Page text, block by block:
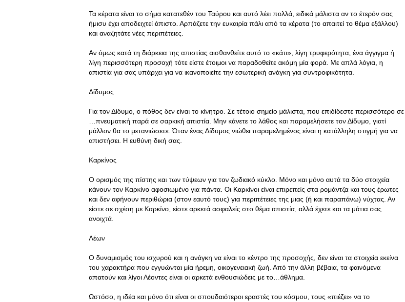
Τα κέρατα είναι το σήμα κατατεθέν του Ταύρου και αυτό λέει πολλά, ειδικά μάλιστα αν το έτερόν σας
ήμισυ έχει αποδειχτεί άπιστο. Αρπάζετε την ευκαιρία πάλι από τα κέρατα (το απαιτεί το θέμα εξάλλου)
και αναζητάτε νέες περιπέτειες.
Αν όμως κατά τη διάρκεια της απιστίας αισθανθείτε αυτό το «κάτι», λίγη τρυφερότητα, ένα άγγιγμα ή
λίγη περισσότερη προσοχή τότε είστε έτοιμοι να παραδοθείτε ακόμη μία φορά. Με απλά λόγια, η
απιστία για σας υπάρχει για να ικανοποιείτε την εσωτερική ανάγκη για συντροφικότητα.
Δίδυμος
Για τον Δίδυμο, ο πόθος δεν είναι το κίνητρο. Σε τέτοιο σημείο μάλιστα, που επιδίδεστε περισσότερο σε
…πνευματική παρά σε σαρκική απιστία. Μην κάνετε το λάθος και παραμελήσετε τον Δίδυμο, γιατί
μάλλον θα το μετανιώσετε. Όταν ένας Δίδυμος νιώθει παραμελημένος είναι η κατάλληλη στιγμή για να
απιστήσει. Η ευθύνη δική σας.
Καρκίνος
Ο ορισμός της πίστης και των τύψεων για τον ζωδιακό κύκλο. Μόνο και μόνο αυτά τα δύο στοιχεία
κάνουν τον Καρκίνο αφοσιωμένο για πάντα. Οι Καρκίνοι είναι επιρεπείς στα ρομάντζα και τους έρωτες
και δεν αφήνουν περιθώρια (στον εαυτό τους) για περιπέτειες της μιας (ή και παραπάνω) νύχτας. Αν
είστε σε σχέση με Καρκίνο, είστε αρκετά ασφαλείς στο θέμα απιστία, αλλά έχετε και τα μάτια σας
ανοιχτά.
Λέων
Ο δυναμισμός του ισχυρού και η ανάγκη να είναι το κέντρο της προσοχής, δεν είναι τα στοιχεία εκείνα
του χαρακτήρα που εγγυώνται μία ήρεμη, οικογενειακή ζωή. Από την άλλη βέβαια, τα φαινόμενα
απατούν και λίγοι Λέοντες είναι οι αρκετά ενθουσιώδεις με το…άθλημα.
Ωστόσο, η ιδέα και μόνο ότι είναι οι σπουδαιότεροι εραστές του κόσμου, τους «πιέζει» να το